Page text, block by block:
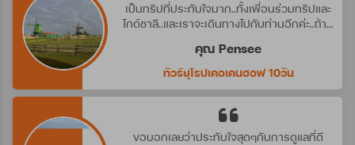
เป็นทริปที่ประทับใจมาก..ทั้งเพื่อนร่วมทริปและ
ไกด์ชาลี..และเราจะเดินทางไปกับท่านอีกค่ะ..ถ้ามี
คุณ Pensee
ทัวร์ยุโรปเคอเคนฮอฟ 10วัน
ขอบอกเลยว่าประทับใจสุดๆกับการดูแลที่ดี